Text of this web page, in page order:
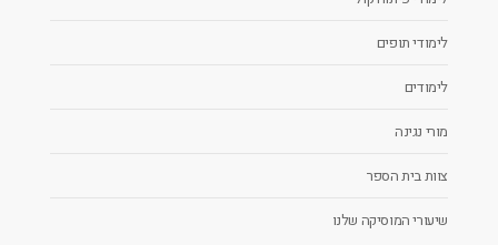
לימודי תופים
לימודים
מורי נגינה
צוות בית הספר
שיעורי המוסיקה שלנו